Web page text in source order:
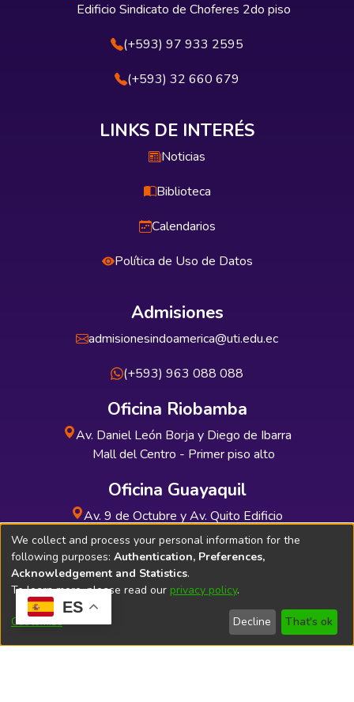
ES
Edificio Sindicato de Choferes 2do piso
(+593) 97 933 2595
(+593) 32 660 679
LINKS DE INTERÉS
Noticias
Biblioteca
Calendarios
Política de Uso de Datos
Admisiones
admisionesindoamerica@uti.edu.ec
(+593) 963 088 088
Oficina Riobamba
Av. Daniel León Borja y Diego de Ibarra
Mall del Centro - Primer piso alto
Oficina Guayaquil
Av. 9 de Octubre y Av. Quito Edificio
INDUAUTO - Planta baja
Soporte Técnico Bibliolatino.com
We collect and process your personal information for the
following purposes: Authentication, Preferences,
Acknowledgement and Statistics.
To learn more, please read our privacy policy.
Customize Decline That's ok